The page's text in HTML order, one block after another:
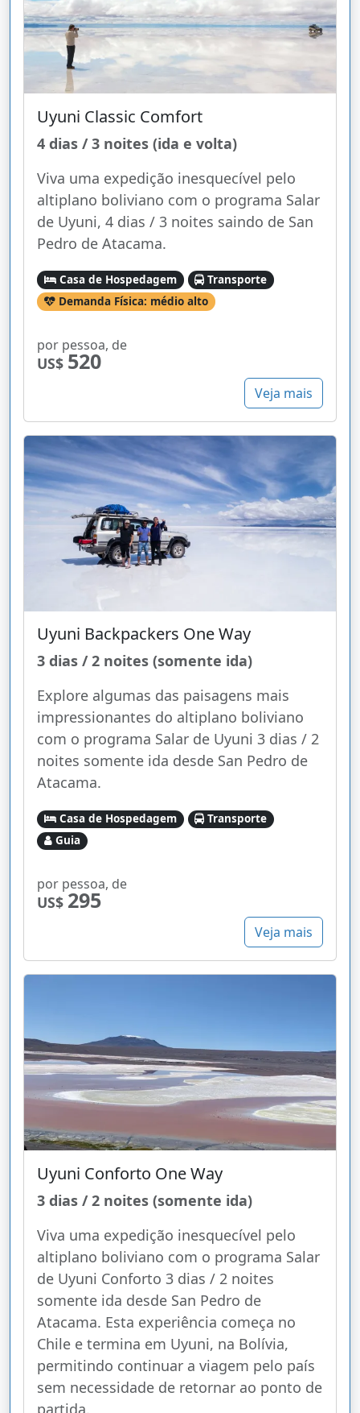
Uyuni Classic Comfort
4 dias / 3 noites (ida e volta)
Viva uma expedição inesquecível pelo
altiplano boliviano com o programa Salar
de Uyuni, 4 dias / 3 noites saindo de San
Pedro de Atacama.
Casa de Hospedagem
Transporte
Demanda Física: médio alto
por pessoa, de
US$ 520
Veja mais
Uyuni Backpackers One Way
3 dias / 2 noites (somente ida)
Explore algumas das paisagens mais
impressionantes do altiplano boliviano
com o programa Salar de Uyuni 3 dias / 2
noites somente ida desde San Pedro de
Atacama.
Casa de Hospedagem
Transporte
Guia
por pessoa, de
US$ 295
Veja mais
Uyuni Conforto One Way
3 dias / 2 noites (somente ida)
Viva uma expedição inesquecível pelo
altiplano boliviano com o programa Salar
de Uyuni Conforto 3 dias / 2 noites
somente ida desde San Pedro de
Atacama. Esta experiência começa no
Chile e termina em Uyuni, na Bolívia,
permitindo continuar a viagem pelo país
sem necessidade de retornar ao ponto de
partida.